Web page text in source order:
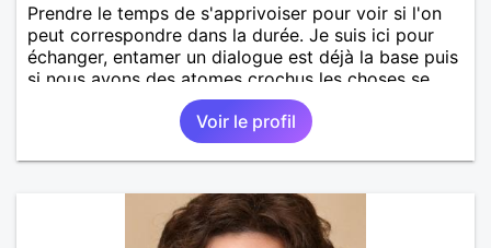
Prendre le temps de s'apprivoiser pour voir si l'on
peut correspondre dans la durée. Je suis ici pour
échanger, entamer un dialogue est déjà la base puis
si nous avons des atomes crochus les choses se
mettrons en place petit à petit normalement.
Voir le profil